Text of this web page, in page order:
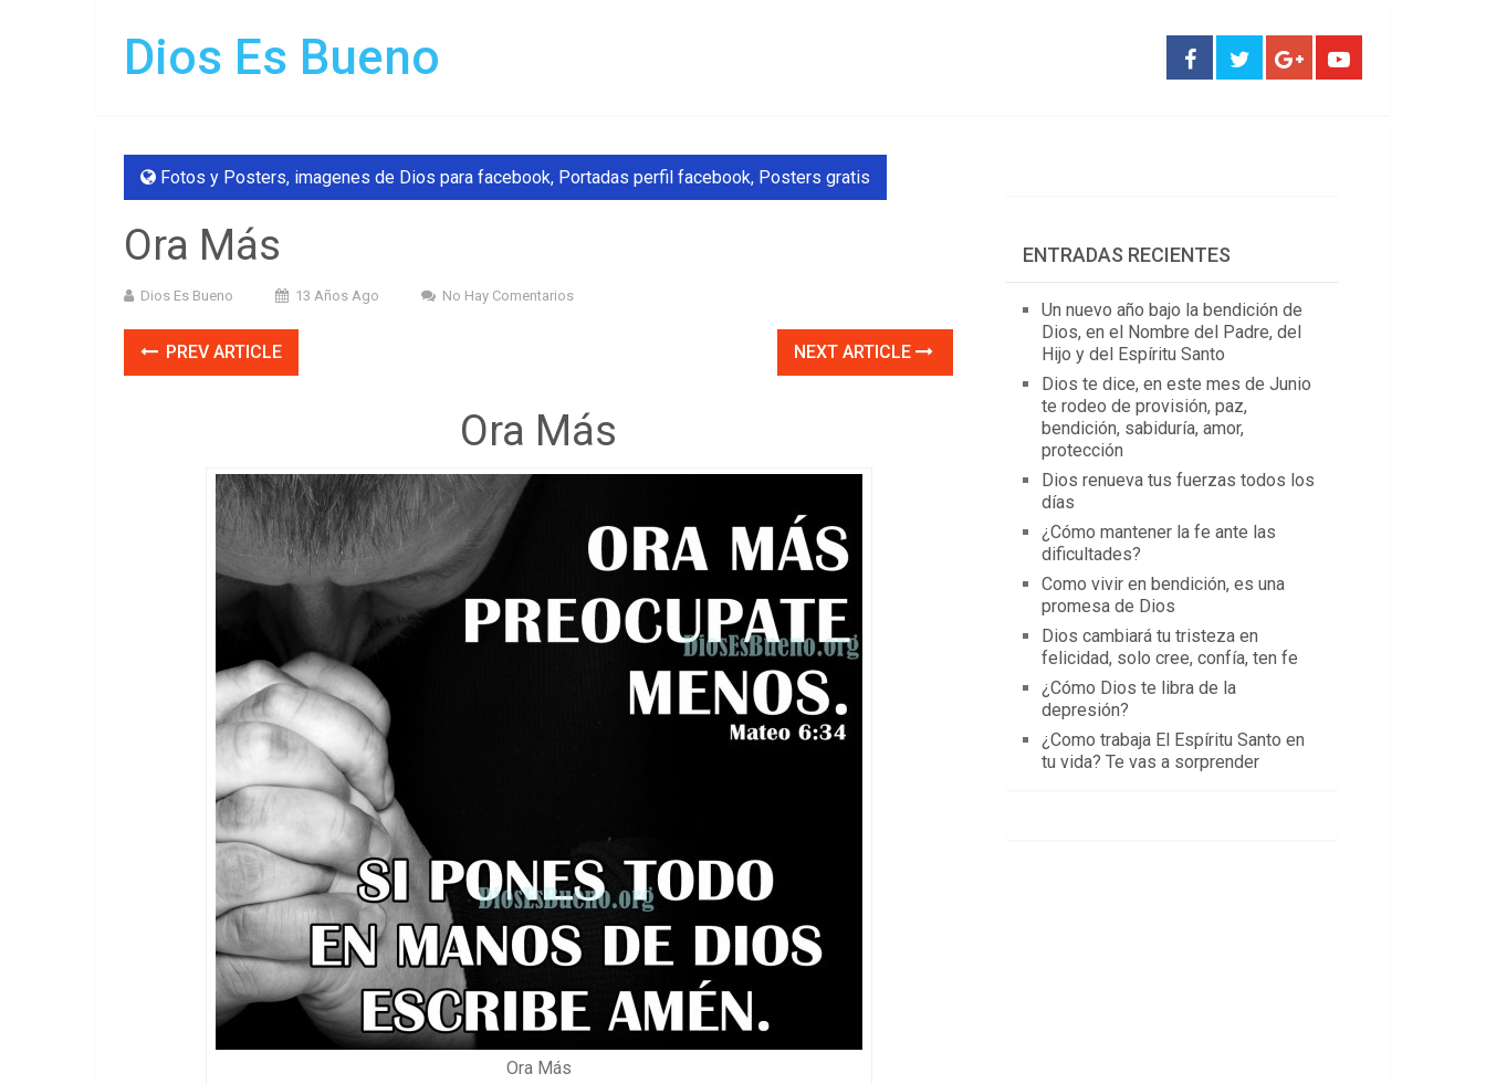
Dios Es Bueno
Fotos y Posters, imagenes de Dios para facebook, Portadas perfil facebook, Posters gratis
Ora Más
Dios Es Bueno 13 Años Ago No Hay Comentarios
PREV ARTICLE NEXT ARTICLE
Ora Más
Ora Más
ENTRADAS RECIENTES
Un nuevo año bajo la bendición de
Dios, en el Nombre del Padre, del
Hijo y del Espíritu Santo
Dios te dice, en este mes de Junio
te rodeo de provisión, paz,
bendición, sabiduría, amor,
protección
Dios renueva tus fuerzas todos los
días
¿Cómo mantener la fe ante las
dificultades?
Como vivir en bendición, es una
promesa de Dios
Dios cambiará tu tristeza en
felicidad, solo cree, confía, ten fe
¿Cómo Dios te libra de la
depresión?
¿Como trabaja El Espíritu Santo en
tu vida? Te vas a sorprender